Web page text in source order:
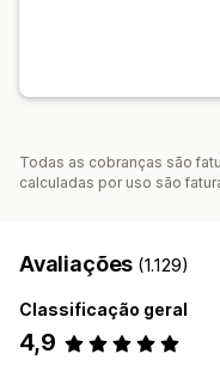
Todas as cobranças são
calculadas por uso são
Avaliações (1.129)
Classificação geral
4,9